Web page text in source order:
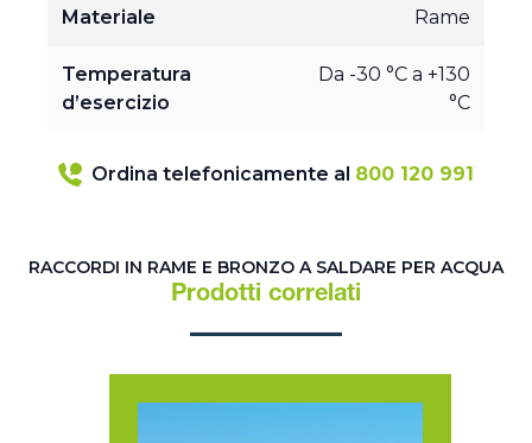
Materiale Rame
Temperatura
d’esercizio
Da -30 °C a +130
°C
Ordina telefonicamente al 800 120 991
RACCORDI IN RAME E BRONZO A SALDARE PER ACQUA
Prodotti correlati